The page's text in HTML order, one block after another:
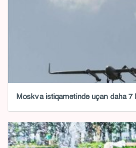
Moskva istiqamətində uçan daha 7